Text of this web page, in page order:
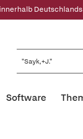
Deutschlands
Software